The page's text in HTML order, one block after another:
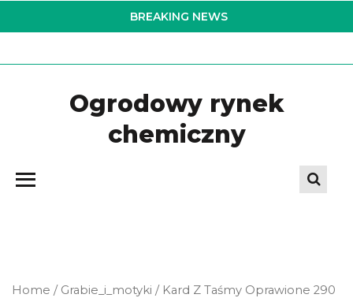
to
BREAKING NEWS
Ogrodowy rynek
chemiczny
Home / Grabie_i_motyki / Kard Z Taśmy Oprawione 290